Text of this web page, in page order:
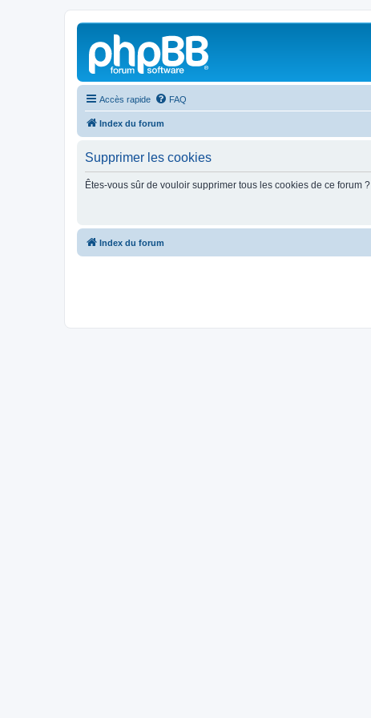
Accès rapide FAQ
Index du forum
Supprimer les cookies
Êtes-vous sûr de vouloir supprimer tous les cookies de ce forum ?
Index du forum